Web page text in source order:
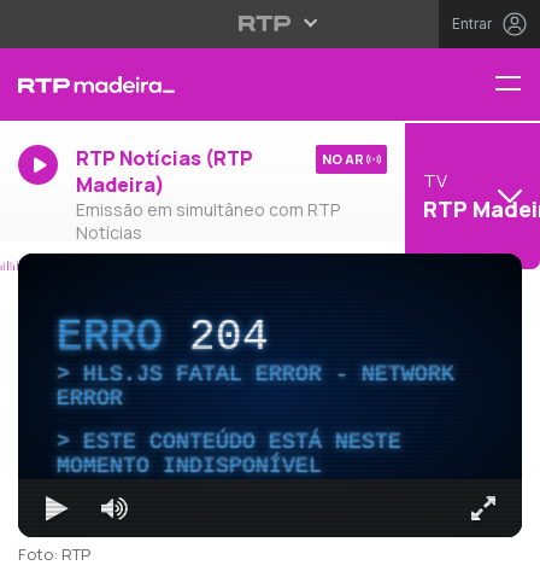
Entrar
RTP Notícias (RTP
Madeira)
Emissão em simultâneo com RTP
Notícias
NO AR
TV
RTP
ERRO204
HLS.JS FATAL ERROR - NETWORK
ERROR
ESTE CONTEÚDO ESTÁ NESTE
MOMENTO INDISPONÍVEL
Foto: RTP